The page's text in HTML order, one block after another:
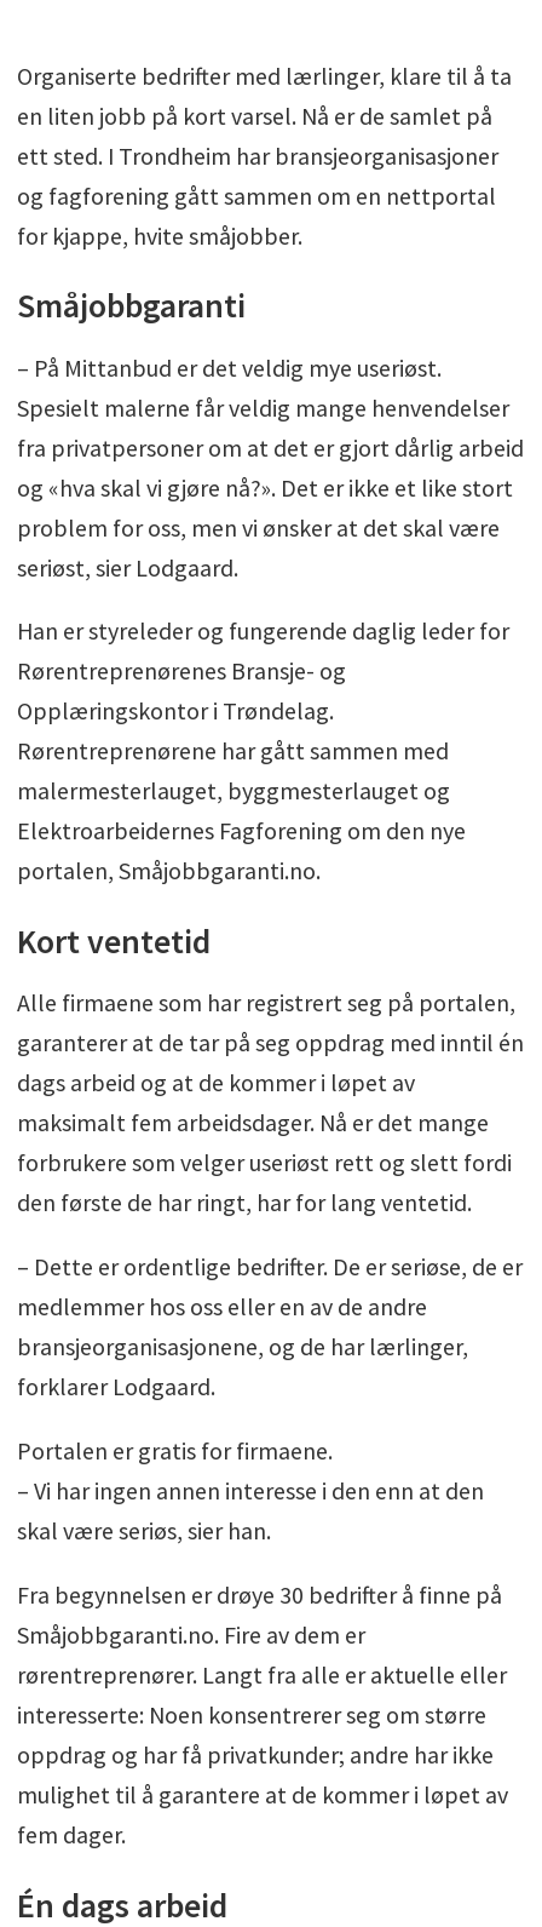
Organiserte bedrifter med lærlinger, klare til å ta
en liten jobb på kort varsel. Nå er de samlet på
ett sted. I Trondheim har bransjeorganisasjoner
og fagforening gått sammen om en nettportal
for kjappe, hvite småjobber.
Småjobbgaranti
– På Mittanbud er det veldig mye useriøst.
Spesielt malerne får veldig mange henvendelser
fra privatpersoner om at det er gjort dårlig arbeid
og «hva skal vi gjøre nå?». Det er ikke et like stort
problem for oss, men vi ønsker at det skal være
seriøst, sier Lodgaard.
Han er styreleder og fungerende daglig leder for
Rørentreprenørenes Bransje- og
Opplæringskontor i Trøndelag.
Rørentreprenørene har gått sammen med
malermesterlauget, byggmesterlauget og
Elektroarbeidernes Fagforening om den nye
portalen, Småjobbgaranti.no.
Kort ventetid
Alle firmaene som har registrert seg på portalen,
garanterer at de tar på seg oppdrag med inntil én
dags arbeid og at de kommer i løpet av
maksimalt fem arbeidsdager. Nå er det mange
forbrukere som velger useriøst rett og slett fordi
den første de har ringt, har for lang ventetid.
– Dette er ordentlige bedrifter. De er seriøse, de er
medlemmer hos oss eller en av de andre
bransjeorganisasjonene, og de har lærlinger,
forklarer Lodgaard.
Portalen er gratis for firmaene.
– Vi har ingen annen interesse i den enn at den
skal være seriøs, sier han.
Fra begynnelsen er drøye 30 bedrifter å finne på
Småjobbgaranti.no. Fire av dem er
rørentreprenører. Langt fra alle er aktuelle eller
interesserte: Noen konsentrerer seg om større
oppdrag og har få privatkunder; andre har ikke
mulighet til å garantere at de kommer i løpet av
fem dager.
Én dags arbeid